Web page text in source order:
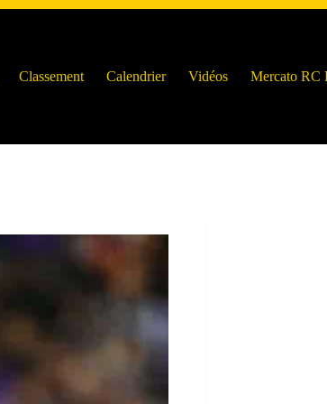
Classement Calendrier Vidéos Mercato RC